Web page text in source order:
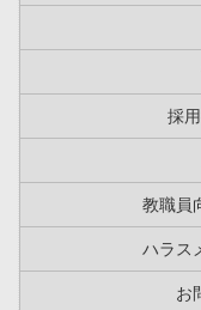
採
教職員
ハラス
お